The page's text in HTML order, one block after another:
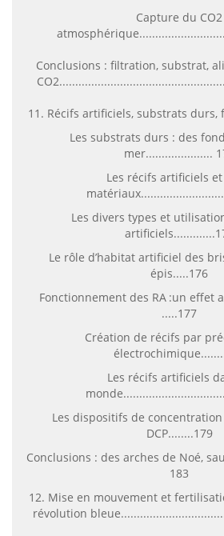
Capture du CO2
Conclusions : filtration, substrat,
11. Récifs artificiels, substrats durs,
Les substrats durs : des
mer.....................
Les récifs artificiels
Les divers types et
Le rôle d’habitat artificiel des
épis.....176
Fonctionnement des RA :un effet
.....177
Création de récifs par
Les récifs artificiels
Les dispositifs de
DCP........179
Conclusions : des arches de Noé,
183
12. Mise en mouvement et
révolution